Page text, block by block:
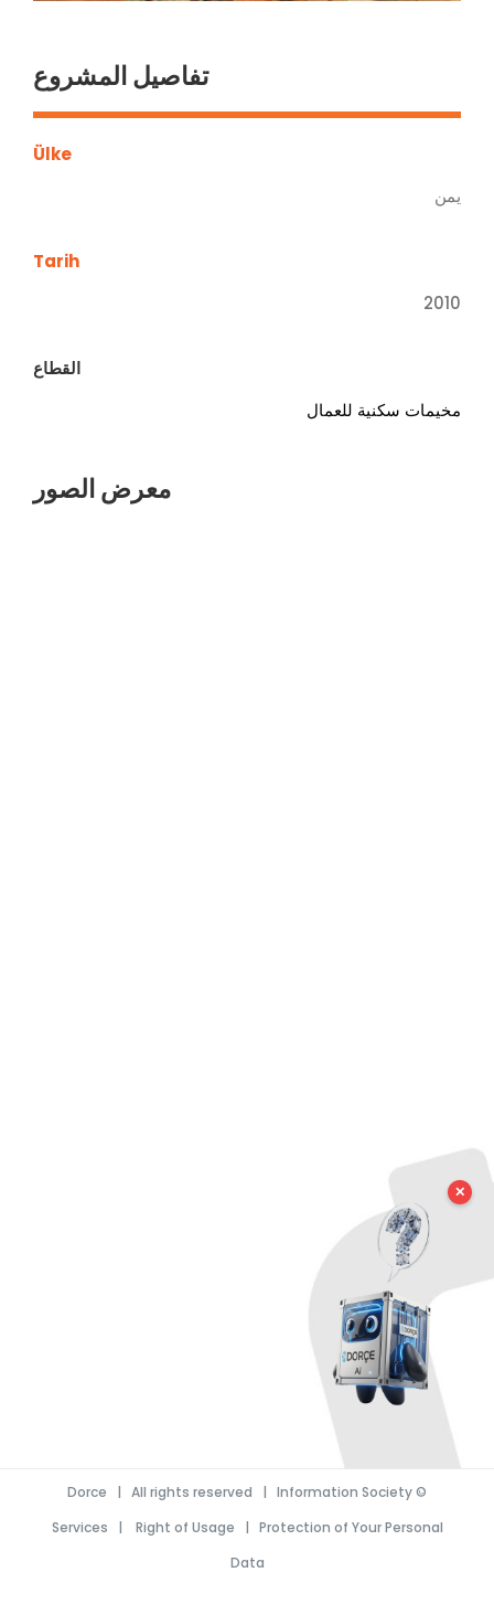
تفاصيل المشروع
Ülke
يمن
Tarih
2010
القطاع
مخيمات سكنية للعمال
معرض الصور
©
Dorce | All rights reserved | Information Society
Services | Right of Usage | Protection of Your Personal
Data
✕